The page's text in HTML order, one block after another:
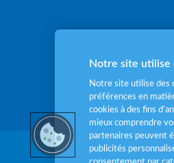
Notre site utilise
Notre site utilise des
préférences en
cookies à des fins
mieux comprendre
partenaires peuvent
publicités